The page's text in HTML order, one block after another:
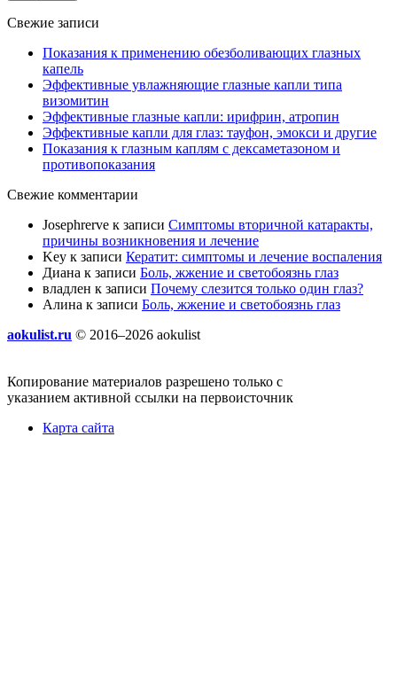
Свежие записи
Показания к применению обезболивающих глазных
капель
Эффективные увлажняющие глазные капли типа
визомитин
Эффективные глазные капли: ирифрин, атропин
Эффективные капли для глаз: тауфон, эмокси и другие
Показания к глазным каплям с дексаметазоном и
противопоказания
Свежие комментарии
Josephrerve к записи Симптомы вторичной катаракты,
причины возникновения и лечение
Key к записи Кератит: симптомы и лечение воспаления
Диана к записи Боль, жжение и светобоязнь глаз
владлен к записи Почему слезится только один глаз?
Алина к записи Боль, жжение и светобоязнь глаз
aokulist.ru © 2016–2026 aokulist
Копирование материалов разрешено только с
указанием активной ссылки на первоисточник
Карта сайта